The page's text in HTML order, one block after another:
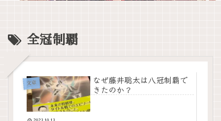
全冠制覇
文章
なぜ藤井聡太は八冠制覇で
きたのか？